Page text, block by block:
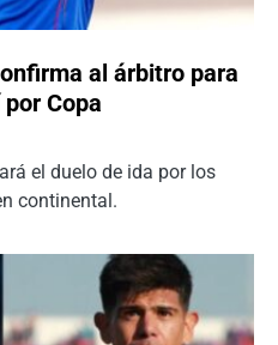
al árbitro para
Copa
el duelo de ida por los
continental.